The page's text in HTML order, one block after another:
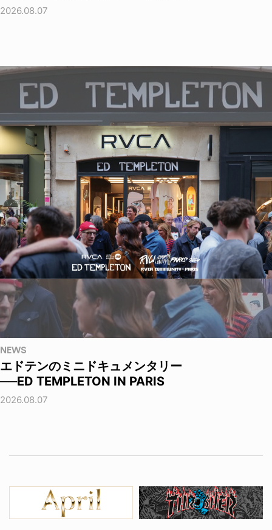
2026.08.07
NEWS
エドテンのミニドキュメンタリー
──ED TEMPLETON IN PARIS
2026.08.07